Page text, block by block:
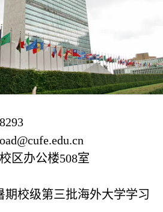
区办公楼508室
期校级第三批海外大学学习